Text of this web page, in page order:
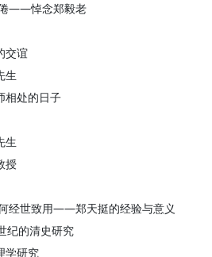
倦——悼念郑毅老
交谊
生
相处的日子
生
授
经世致用——郑天挺的经验与意义
纪的清史研究
学研究